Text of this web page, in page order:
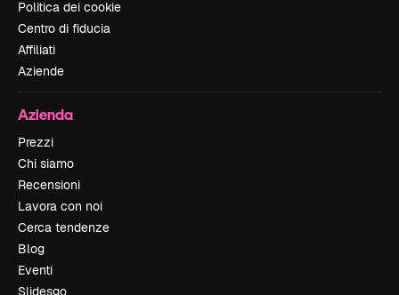
Politica dei cookie
Centro di fiducia
Affiliati
Aziende
Azienda
Prezzi
Chi siamo
Recensioni
Lavora con noi
Cerca tendenze
Blog
Eventi
Slidesgo